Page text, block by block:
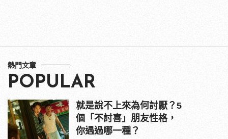
熱門文章
POPULAR
就是說不上來為何討厭？5
個「不討喜」朋友性格，
你遇過哪一種？